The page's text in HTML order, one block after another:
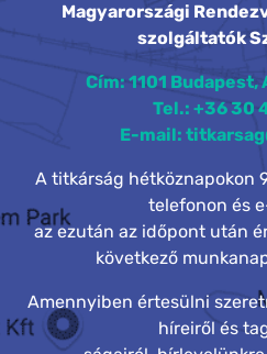
Magyarországi
szolgáltatók
Cím: 1101
Tel.: +36 30
E-mail:
A titkárság hétköznapokon
telefonon és
az ezután az időpont után
következő
Amennyiben értesülni
híreiről és